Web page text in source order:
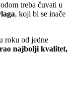
treba čuvati u
, koji bi se inače
roku od jedne
najbolji kvalitet,